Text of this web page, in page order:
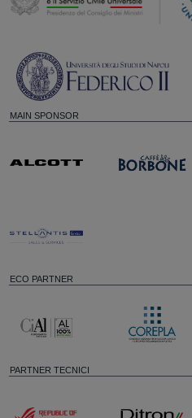
MAIN SPONSOR
ECO PARTNER
PARTNER TECNICI